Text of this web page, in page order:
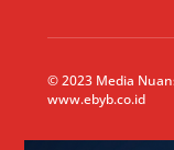
© 2023 Media
www.ebyb.co.id